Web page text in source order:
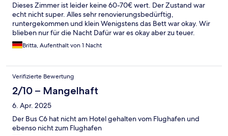
Dieses Zimmer ist leider keine 60-70€ wert. Der Zustand war
echt nicht super. Alles sehr renovierungsbedürftig,
runtergekommen und klein Wenigstens das Bett war okay. Wir
blieben nur für die Nacht Dafür war es okay aber zu teuer.
Britta, Aufenthalt von 1 Nacht
Verifizierte Bewertung
2/10 – Mangelhaft
6. Apr. 2025
Der Bus C6 hat nicht am Hotel gehalten vom Flughafen und
ebenso nicht zum Flughafen